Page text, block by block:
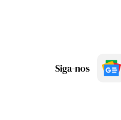
Siga-nos